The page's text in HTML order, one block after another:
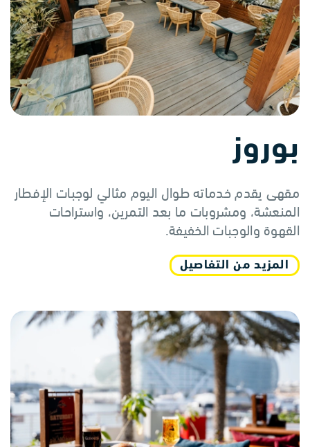
بوروز
مقهى يقدم خدماته طوال اليوم مثالي لوجبات الإفطار
المنعشة، ومشروبات ما بعد التمرين، واستراحات
القهوة والوجبات الخفيفة.
المزيد من التفاصيل